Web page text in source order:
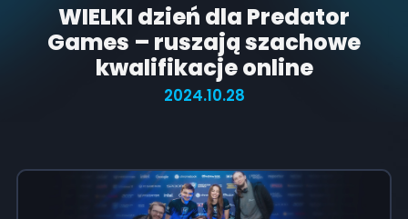
WIELKI dzień dla Predator
Games – ruszają szachowe
kwalifikacje online
2024.10.28